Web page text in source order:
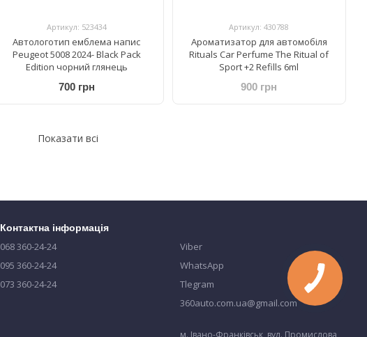
Артикул: 523434
Автологотип емблема напис
Peugeot 5008 2024- Black Pack
Edition чорний глянець
700 грн
Артикул: 430788
Ароматизатор для автомобіля
Rituals Car Perfume The Ritual of
Sport +2 Refills 6ml
900 грн
Показати всі
Контактна інформація
068 360-24-24
095 360-24-24
073 360-24-24
Viber
WhatsApp
Tlegram
360auto.com.ua@gmail.com